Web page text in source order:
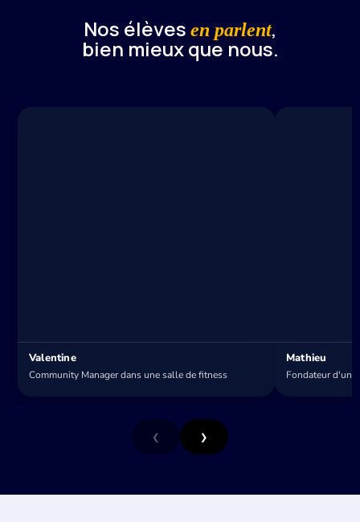
Nos élèves en parlent,
bien mieux que nous.
Valentine
Community Manager dans une salle de fitness
Mathieu
Fondateur d'un